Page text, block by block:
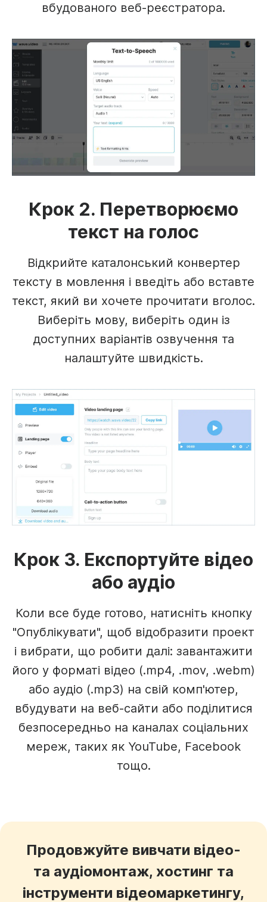
вбудованого веб-реєстратора.
Крок 2. Перетворюємо
текст на голос
Відкрийте каталонський конвертер
тексту в мовлення і введіть або вставте
текст, який ви хочете прочитати вголос.
Виберіть мову, виберіть один із
доступних варіантів озвучення та
налаштуйте швидкість.
Крок 3. Експортуйте відео
або аудіо
Коли все буде готово, натисніть кнопку
"Опублікувати", щоб відобразити проект
і вибрати, що робити далі: завантажити
його у форматі відео (.mp4, .mov, .webm)
або аудіо (.mp3) на свій комп'ютер,
вбудувати на веб-сайти або поділитися
безпосередньо на каналах соціальних
мереж, таких як YouTube, Facebook
тощо.
Продовжуйте вивчати відео-
та аудіомонтаж, хостинг та
інструменти відеомаркетингу,